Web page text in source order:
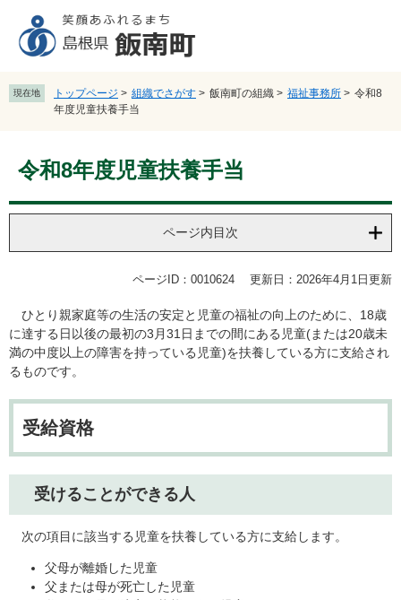
先
頭
を
飛
へ
現在地 トップページ > 組織でさがす > 飯南町の組織 > 福祉事務所 > 令和8
年度児童扶養手当
文令和8年度児童扶養手当
ページ内目次
ページID：0010624 更新日：2026年4月1日更新
ひとり親家庭等の生活の安定と児童の福祉の向上のために、18歳
に達する日以後の最初の3月31日までの間にある児童(または20歳未
満の中度以上の障害を持っている児童)を扶養している方に支給され
るものです。
受給資格
受けることができる人
次の項目に該当する児童を扶養している方に支給します。
父母が離婚した児童
父または母が死亡した児童